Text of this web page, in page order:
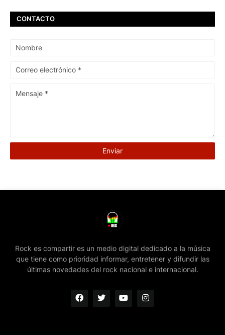
CONTACTO
Rock es compartir es un medio digital dedicado a la música
que tiene como prioridad informar, entretener y difundir las
últimas novedades del rock nacional e internacional.